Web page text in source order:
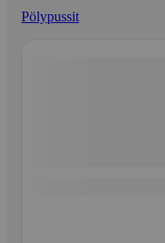
Pölypussit